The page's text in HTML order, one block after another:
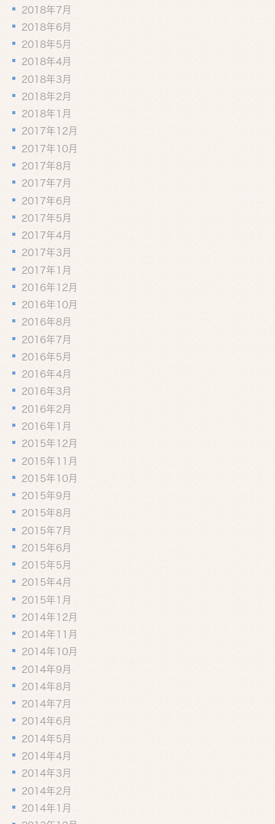
2018年7月
2018年6月
2018年5月
2018年4月
2018年3月
2018年2月
2018年1月
2017年12月
2017年10月
2017年8月
2017年7月
2017年6月
2017年5月
2017年4月
2017年3月
2017年1月
2016年12月
2016年10月
2016年8月
2016年7月
2016年5月
2016年4月
2016年3月
2016年2月
2016年1月
2015年12月
2015年11月
2015年10月
2015年9月
2015年8月
2015年7月
2015年6月
2015年5月
2015年4月
2015年1月
2014年12月
2014年11月
2014年10月
2014年9月
2014年8月
2014年7月
2014年6月
2014年5月
2014年4月
2014年3月
2014年2月
2014年1月